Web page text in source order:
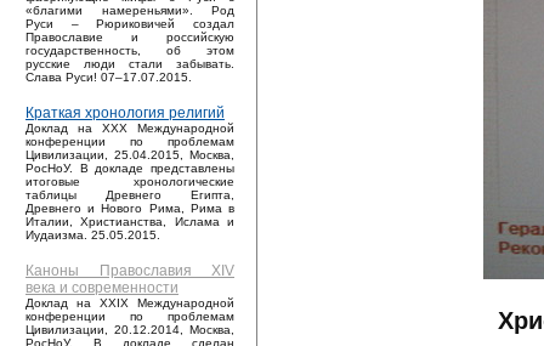
«благими намереньями». Род
Руси – Рюриковичей создал
Православие и российскую
государственность, об этом
русские люди стали забывать.
Слава Руси! 07–17.07.2015.
Краткая хронология религий
Доклад на XXX Международной
конференции по проблемам
Цивилизации, 25.04.2015, Москва,
РосНоУ. В докладе представлены
итоговые хронологические
таблицы Древнего Египта,
Древнего и Нового Рима, Рима в
Италии, Христианства, Ислама и
Иудаизма. 25.05.2015.
Каноны Православия XIV
века и современности
Доклад на XXIX Международной
конференции по проблемам
Цивилизации, 20.12.2014, Москва,
РосНоУ. В докладе сделан